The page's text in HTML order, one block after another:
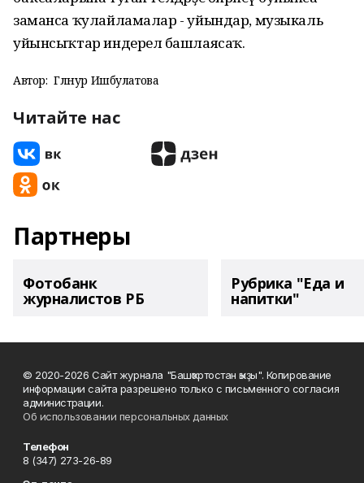
заманса ҡулайламалар - уйындар, музыкаль
уйынсыҡтар индерелә башлаясаҡ.
Автор: Гөлнур Ишбулатова
Читайте нас
Партнеры
Фотобанк
журналистов РБ
Рубрика "Еда и
напитки"
© 2020-2026 Сайт журнала "Башҡортостан ҡыҙы". Копирование
информации сайта разрешено только с письменного согласия
администрации.
Об использовании персональных данных
Телефон
8 (347) 273-26-89